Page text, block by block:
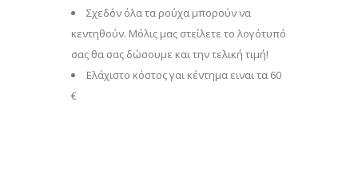
Σχεδόν όλα τα ρούχα μπορούν να
κεντηθούν. Μόλις μας στείλετε το λογότυπό
σας θα σας δώσουμε και την τελική τιμή!
Eλάχιστο κόστος γαι κέντημα ειναι τα 60
€